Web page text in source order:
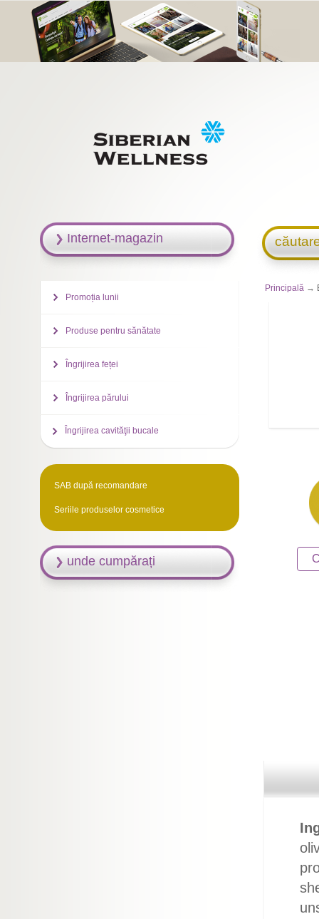
Principală →
Internet-magazin
Promoția lunii
Produse pentru sănătate
Îngrijirea feței
Îngrijirea părului
Îngrijirea cavităţii bucale
SAB după recomandare
Seriile produselor cosmetice
unde cumpărați